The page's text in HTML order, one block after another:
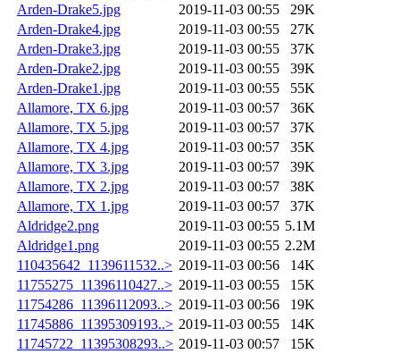
Arden-Drake5.jpg
2019-11-03 00:55
29K
Arden-Drake4.jpg
2019-11-03 00:55
27K
Arden-Drake3.jpg
2019-11-03 00:55
37K
Arden-Drake2.jpg
2019-11-03 00:55
39K
Arden-Drake1.jpg
2019-11-03 00:55
55K
Allamore, TX 6.jpg
2019-11-03 00:57
36K
Allamore, TX 5.jpg
2019-11-03 00:57
37K
Allamore, TX 4.jpg
2019-11-03 00:57
35K
Allamore, TX 3.jpg
2019-11-03 00:57
39K
Allamore, TX 2.jpg
2019-11-03 00:57
38K
Allamore, TX 1.jpg
2019-11-03 00:57
37K
Aldridge2.png
2019-11-03 00:55 5.1M
Aldridge1.png
2019-11-03 00:55 2.2M
110435642_1139611532..> 2019-11-03 00:56
14K
11755275_11396110427..> 2019-11-03 00:55
15K
11754286_11396112093..> 2019-11-03 00:56
19K
11745886_11395309193..> 2019-11-03 00:55
14K
11745722_11395308293..> 2019-11-03 00:57
15K